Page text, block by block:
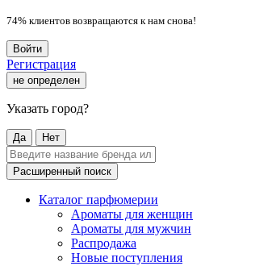
74% клиентов возвращаются к нам снова!
Войти
Регистрация
не определен
Указать город?
Да Нет
Расширенный поиск
Каталог парфюмерии
Ароматы для женщин
Ароматы для мужчин
Распродажа
Новые поступления